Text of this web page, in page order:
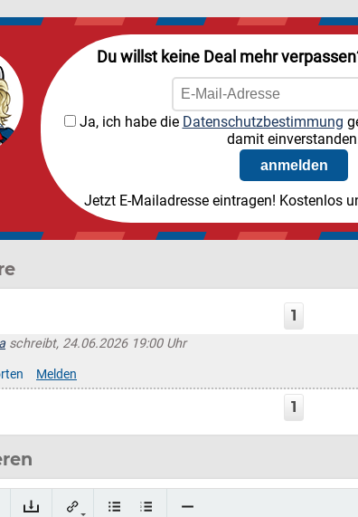
Du willst keine Deal mehr
Ja, ich habe die Datenschutzbestimmung
damit
Jetzt E-Mailadresse eintragen! Kostenlos
1
schreibt, 24.06.2026 19:00 Uhr
Melden
1